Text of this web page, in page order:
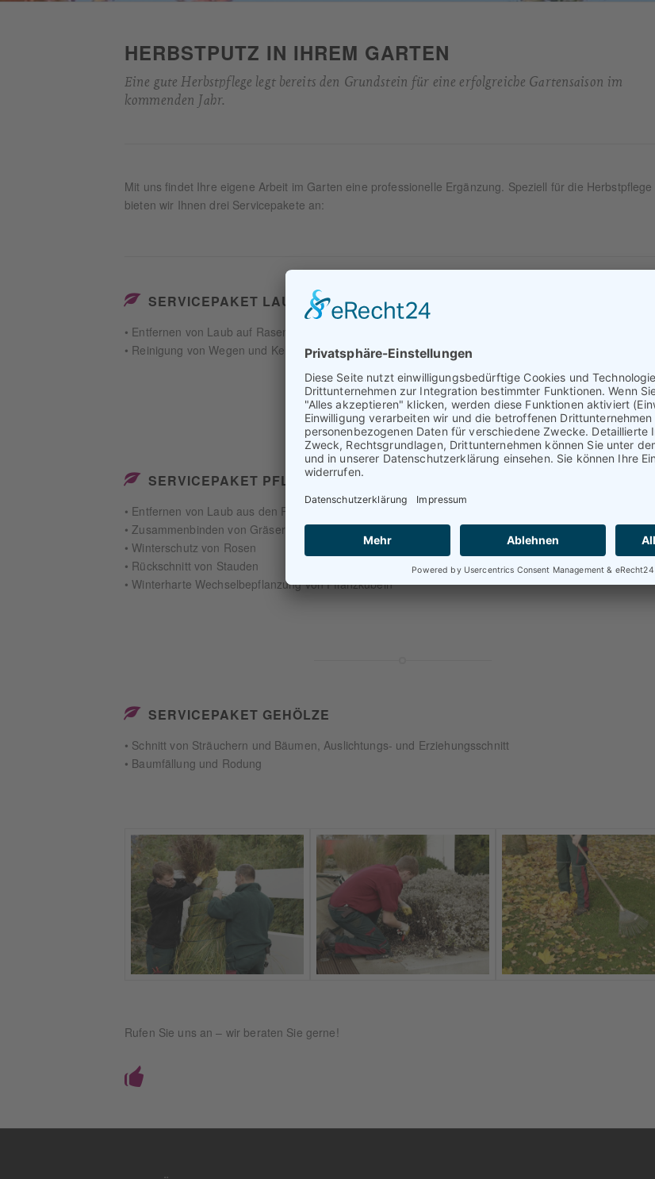
HERBSTPUTZ IN IHREM GARTEN
Eine gute Herbstpflege legt bereits den Grundstein für eine erfolgreiche Gartensaison im
kommenden Jahr.
Mit uns findet Ihre eigene Arbeit im Garten eine professionelle Ergänzung. Speziell für die Herbstpflege
bieten wir Ihnen drei Servicepakete an:
SERVICEPAKET LAUB
• Entfernen von Laub auf Rasen- und Pflasterflächen
• Reinigung von Wegen und Kellerschächten
SERVICEPAKET PFLANZBEETE
• Entfernen von Laub aus den Pflanzbeeten
• Zusammenbinden von Gräsern
• Winterschutz von Rosen
• Rückschnitt von Stauden
• Winterharte Wechselbepflanzung von Pflanzkübeln
SERVICEPAKET GEHÖLZE
• Schnitt von Sträuchern und Bäumen, Auslichtungs- und Erziehungsschnitt
• Baumfällung und Rodung
Rufen Sie uns an – wir beraten Sie gerne!